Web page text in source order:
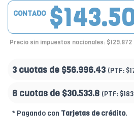
CONTADO
Precio sin impuestos nacionales: $129.872
3 cuotas de $56.996.43 (PTF:
6 cuotas de $30.533.8 (PTF:
* Pagando con Tarjetas de crédito.